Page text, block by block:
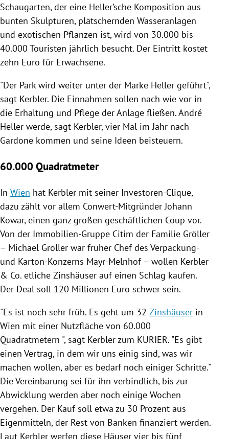
Schaugarten, der eine Heller’sche Komposition aus
bunten Skulpturen, plätschernden Wasseranlagen
und exotischen Pflanzen ist, wird von 30.000 bis
40.000 Touristen jährlich besucht. Der Eintritt kostet
zehn Euro für Erwachsene.
"Der Park wird weiter unter der Marke Heller geführt",
sagt Kerbler. Die Einnahmen sollen nach wie vor in
die Erhaltung und Pflege der Anlage fließen.André
Heller werde, sagt Kerbler, vier Mal im Jahr nach
Gardone kommen und seine Ideen beisteuern.
60.000 Quadratmeter
In Wien hat Kerbler mit seiner Investoren-Clique,
dazu zählt vor allem Conwert-MitgründerJohann
Kowar, einen ganz großen geschäftlichen Coup vor.
Von der Immobilien-Gruppe Citim der Familie Gröller
– Michael Gröller war früher Chef des Verpackung-
und Karton-Konzerns Mayr-Melnhof – wollen Kerbler
& Co. etliche Zinshäuser auf einen Schlag kaufen.
Der Deal soll 120 Millionen Euro schwer sein.
"Es ist noch sehr früh. Es geht um 32 Zinshäuser in
Wien mit einer Nutzfläche von 60.000
Quadratmetern ", sagt Kerblerzum KURIER. "Es gibt
einen Vertrag, in dem wir uns einig sind, was wir
machen wollen, aber es bedarf noch einiger Schritte."
Die Vereinbarung sei für ihn verbindlich, bis zur
Abwicklung werden aber noch einige Wochen
vergehen. Der Kauf soll etwa zu 30 Prozent aus
Eigenmitteln, der Rest von Banken finanziert werden.
Laut Kerbler werfen diese Häuser vier bis fünf